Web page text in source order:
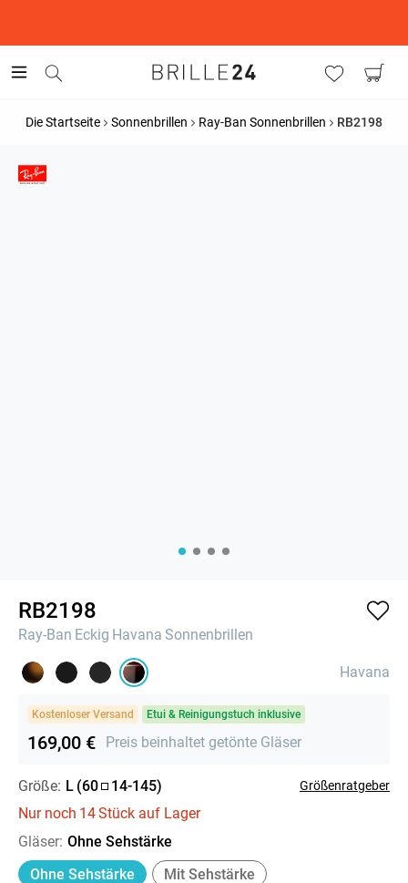
Die Startseite Sonnenbrillen Ray-Ban Sonnenbrillen RB2198
RB2198
Ray-Ban Eckig Havana Sonnenbrillen
Havana
Kostenloser Versand Etui & Reinigungstuch inklusive
169,00 € Preis beinhaltet getönte Gläser
Größe: L (60 14-145) Größenratgeber
Nur noch 14Stück auf Lager
Gläser: Ohne Sehstärke
Ohne Sehstärke
Mit Sehstärke